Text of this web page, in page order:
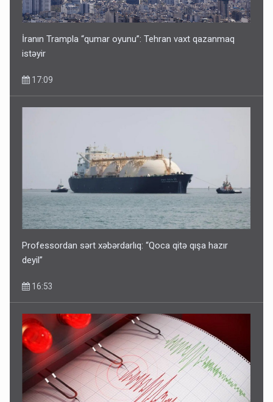
İranın Trampla “qumar oyunu”: Tehran vaxt qazanmaq
istəyir
17:09
Professordan sərt xəbərdarlıq: “Qoca qitə qışa hazır
deyil”
16:53